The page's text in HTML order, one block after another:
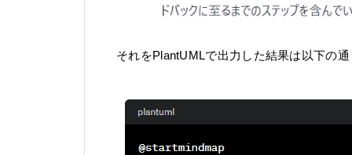
それをPlantUMLで出力した結果は以下の通